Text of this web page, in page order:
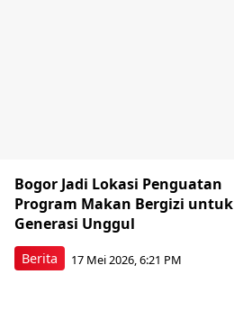
Berita
Bogor Jadi Lokasi Penguatan
Program Makan Bergizi untuk
Generasi Unggul
17 Mei 2026, 6:21 PM